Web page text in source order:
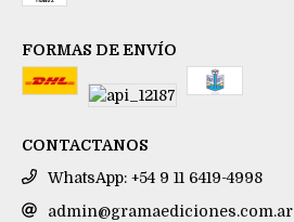
FORMAS DE ENVÍO
CONTACTANOS
WhatsApp: +54 9 11 6419-4998
admin@gramaediciones.com.ar